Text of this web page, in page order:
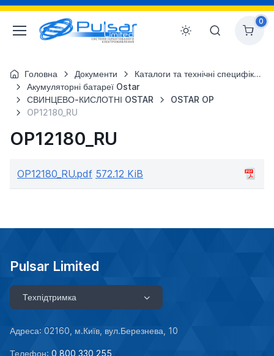
0
Головна Документи
Каталоги та технічні специфікації
Акумуляторні батареї Ostar
СВИНЦЕВО-КИСЛОТНІ OSTAR
OSTAR OP
OP12180_RU
OP12180_RU
OP12180_RU.pdf 572.12 KiB
Pulsar Limited
Техпідтримка
Адреса: 02160, м.Київ, вул.Березнева, 10
Телефон: 0 800 330 255